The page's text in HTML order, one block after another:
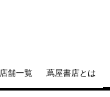
店舗一覧 蔦屋書店とは